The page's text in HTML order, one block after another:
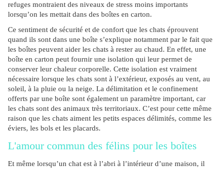
refuges montraient des niveaux de stress moins importants
lorsqu’on les mettait dans des boîtes en carton.
Ce sentiment de sécurité et de confort que les chats éprouvent
quand ils sont dans une boîte s’explique notamment par le fait que
les boîtes peuvent aider les chats à rester au chaud. En effet, une
boîte en carton peut fournir une isolation qui leur permet de
conserver leur chaleur corporelle. Cette isolation est vraiment
nécessaire lorsque les chats sont à l’extérieur, exposés au vent, au
soleil, à la pluie ou la neige. La délimitation et le confinement
offerts par une boîte sont également un paramètre important, car
les chats sont des animaux très territoriaux. C’est pour cette même
raison que les chats aiment les petits espaces délimités, comme les
éviers, les bols et les placards.
L'amour commun des félins pour les boîtes
Et même lorsqu’un chat est à l’abri à l’intérieur d’une maison, il